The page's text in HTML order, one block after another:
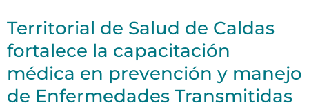
Territorial de Salud de Caldas
fortalece la capacitación
médica en prevención y manejo
de Enfermedades Transmitidas